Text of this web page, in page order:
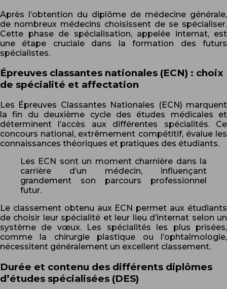
Après l’obtention du diplôme de médecine générale,
de nombreux médecins choisissent de se spécialiser.
Cette phase de spécialisation, appelée internat, est
une étape cruciale dans la formation des futurs
spécialistes.
Épreuves classantes nationales (ECN) : choix
de spécialité et affectation
Les Épreuves Classantes Nationales (ECN) marquent
la fin du deuxième cycle des études médicales et
déterminent l’accès aux différentes spécialités. Ce
concours national, extrêmement compétitif, évalue les
connaissances théoriques et pratiques des étudiants.
Les ECN sont un moment charnière dans la
carrière d’un médecin, influençant
grandement son parcours professionnel
futur.
Le classement obtenu aux ECN permet aux étudiants
de choisir leur spécialité et leur lieu d’internat selon un
système de vœux. Les spécialités les plus prisées,
comme la chirurgie plastique ou l’ophtalmologie,
nécessitent généralement un excellent classement.
Durée et contenu des différents diplômes
d’études spécialisées (DES)